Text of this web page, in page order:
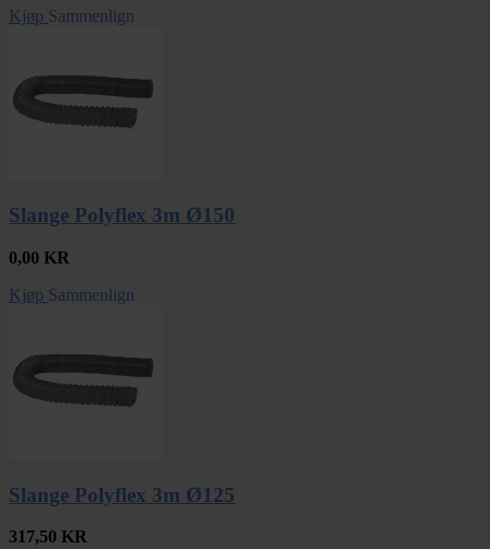
Kjøp Sammenlign
Slange Polyflex 3m Ø150
0,00 KR
Kjøp Sammenlign
Slange Polyflex 3m Ø125
317,50 KR